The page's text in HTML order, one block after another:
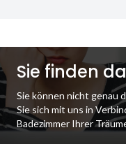
Sie finden
Sie können nicht genau
Sie sich mit uns in
Badezimmer Ihrer